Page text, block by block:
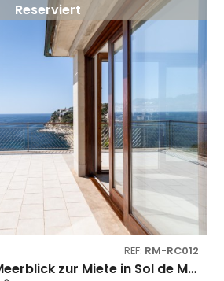
Reserviert
REF: RM-RC012
Penthouse mit Meerblick zur Miete in Sol de Mallorca